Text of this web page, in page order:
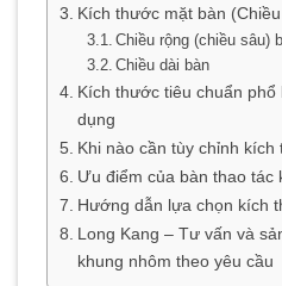
Kích thước mặt bàn
Chiều rộng (chiều sâu)
Chiều dài bàn
Kích thước tiêu chuẩn
dụng
Khi nào cần tùy chỉnh kích
Ưu điểm của bàn thao tác
Hướng dẫn lựa chọn kích
Long Kang – Tư vấn và
khung nhôm theo yêu cầu